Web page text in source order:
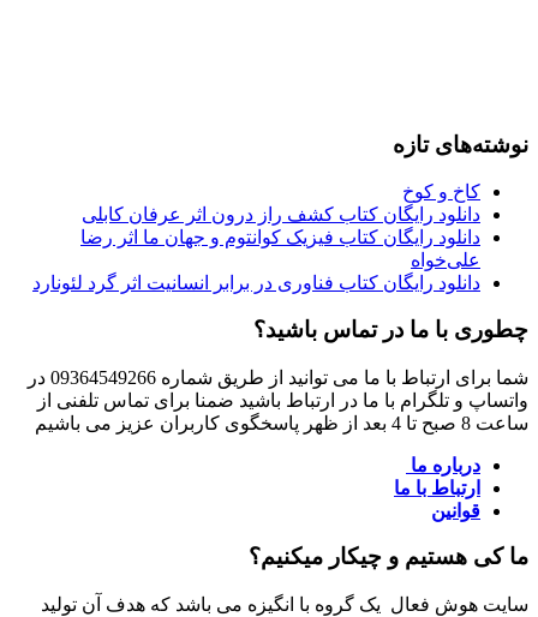
نوشته‌های تازه
کاخ و کوخ
دانلود رایگان کتاب کشف راز درون اثر عرفان کابلی
دانلود رایگان کتاب فیزیک کوانتوم و جهان ما اثر رضا
علی‌خواه
دانلود رایگان کتاب فناوری در برابر انسانیت اثر گرد لئونارد
چطوری با ما در تماس باشید؟
شما برای ارتباط با ما می توانید از طریق شماره 09364549266 در
واتساپ و تلگرام با ما در ارتباط باشید ضمنا برای تماس تلفنی از
ساعت 8 صبح تا 4 بعد از ظهر پاسخگوی کاربران عزیز می باشیم
درباره ما
ارتباط با ما
قوانین
ما کی هستیم و چیکار میکنیم؟
سایت هوش فعال یک گروه با انگیزه می باشد که هدف آن تولید